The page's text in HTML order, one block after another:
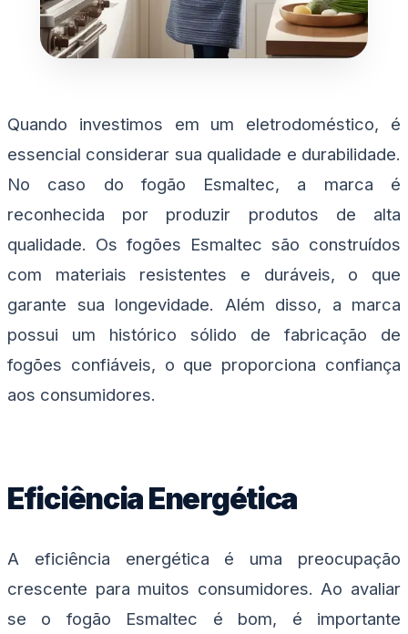
Quando investimos em um eletrodoméstico, é
essencial considerar sua qualidade e durabilidade.
No caso do fogão Esmaltec, a marca é
reconhecida por produzir produtos de alta
qualidade. Os fogões Esmaltec são construídos
com materiais resistentes e duráveis, o que
garante sua longevidade. Além disso, a marca
possui um histórico sólido de fabricação de
fogões confiáveis, o que proporciona confiança
aos consumidores.
Eficiência Energética
A eficiência energética é uma preocupação
crescente para muitos consumidores. Ao avaliar
se o fogão Esmaltec é bom, é importante